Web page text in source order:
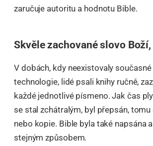
zaručuje autoritu a hodnotu Bible.
Skvěle zachované slovo
V dobách, kdy neexistovaly
technologie, lidé psali knihy ručně,
každé jednotlivé písmeno. Jak čas
se stal zchátralým, byl přepsán,
nebo kopie. Bible byla také napsána
stejným způsobem.